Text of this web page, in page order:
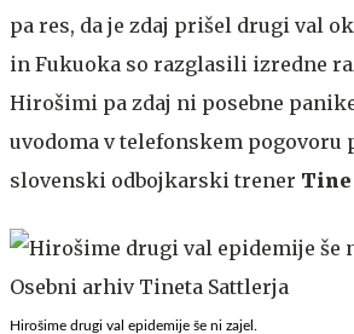
pa res, da je zdaj prišel drugi val
in Fukuoka so razglasili izredne
Hirošimi pa zdaj ni posebne
uvodoma v telefonskem pogovoru
slovenski odbojkarski trener
Hirošime drugi val epidemije še ni zajel.